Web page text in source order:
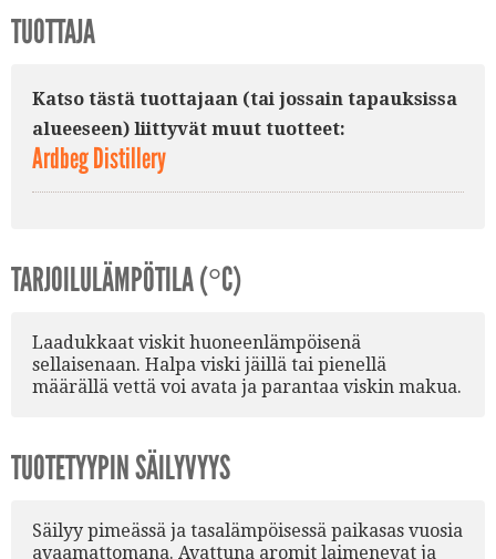
TUOTTAJA
Katso tästä tuottajaan (tai jossain tapauksissa
alueeseen) liittyvät muut tuotteet:
Ardbeg Distillery
TARJOILULÄMPÖTILA (°C)
Laadukkaat viskit huoneenlämpöisenä
sellaisenaan. Halpa viski jäillä tai pienellä
määrällä vettä voi avata ja parantaa viskin makua.
TUOTETYYPIN SÄILYVYYS
Säilyy pimeässä ja tasalämpöisessä paikasas vuosia
avaamattomana. Avattuna aromit laimenevat ja